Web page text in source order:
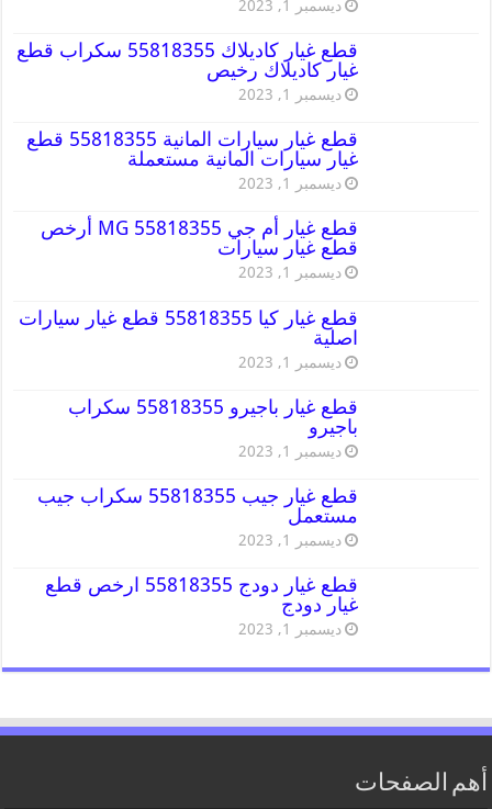
ديسمبر 1, 2023
قطع غيار كاديلاك 55818355 سكراب قطع
غيار كاديلاك رخيص
ديسمبر 1, 2023
قطع غيار سيارات المانية 55818355 قطع
غيار سيارات المانية مستعملة
ديسمبر 1, 2023
قطع غيار أم جي MG 55818355 أرخص
قطع غيار سيارات
ديسمبر 1, 2023
قطع غيار كيا 55818355 قطع غيار سيارات
اصلية
ديسمبر 1, 2023
قطع غيار باجيرو 55818355 سكراب
باجيرو
ديسمبر 1, 2023
قطع غيار جيب 55818355 سكراب جيب
مستعمل
ديسمبر 1, 2023
قطع غيار دودج 55818355 ارخص قطع
غيار دودج
ديسمبر 1, 2023
أهم الصفحات